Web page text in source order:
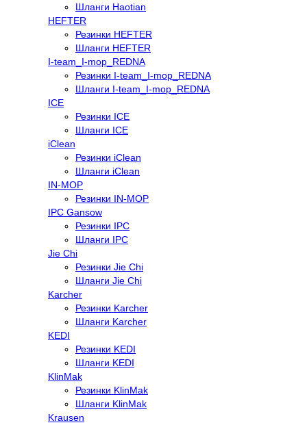
Шланги Haotian
HEFTER
Резинки HEFTER
Шланги HEFTER
I-team_I-mop_REDNA
Резинки I-team_I-mop_REDNA
Шланги I-team_I-mop_REDNA
ICE
Резинки ICE
Шланги ICE
iClean
Резинки iClean
Шланги iClean
IN-MOP
Резинки IN-MOP
IPC Gansow
Резинки IPC
Шланги IPC
Jie Chi
Резинки Jie Chi
Шланги Jie Chi
Karcher
Резинки Karcher
Шланги Karcher
KEDI
Резинки KEDI
Шланги KEDI
KlinMak
Резинки KlinMak
Шланги KlinMak
Krausen